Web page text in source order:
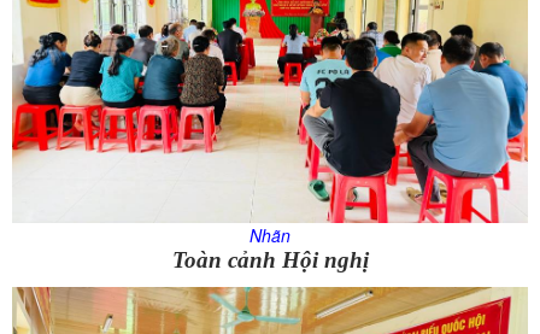
Nhãn
Toàn cảnh Hội nghị